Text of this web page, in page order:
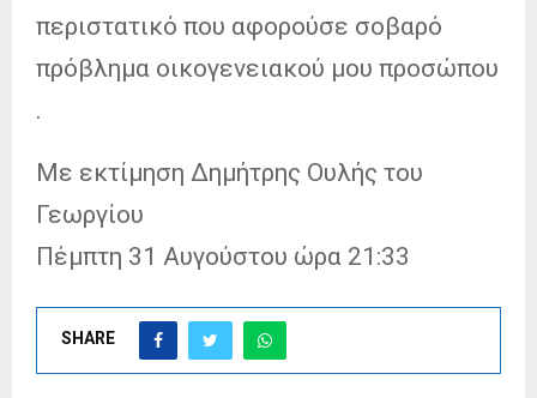
περιστατικό που αφορούσε σοβαρό
πρόβλημα οικογενειακού μου προσώπου
.
Με εκτίμηση Δημήτρης Ουλής του
Γεωργίου
Πέμπτη 31 Αυγούστου ώρα 21:33
SHARE